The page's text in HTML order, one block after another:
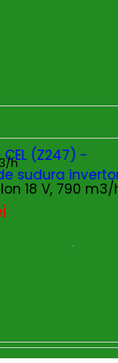
18 V, 790 m3/
CEL (Z247) -
sudura